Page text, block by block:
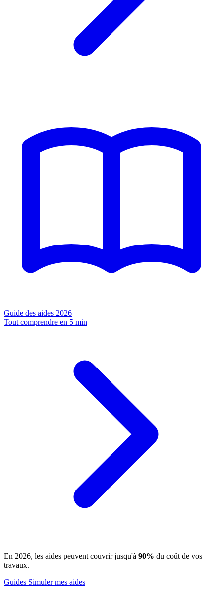
Guide des aides 2026
Tout comprendre en 5 min
En 2026, les aides peuvent couvrir jusqu'à 90% du coût de vos
travaux.
Guides Simuler mes aides